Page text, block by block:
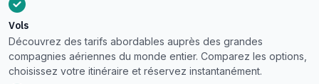
Vols
Découvrez des tarifs abordables auprès des grandes
compagnies aériennes du monde entier. Comparez les options,
choisissez votre itinéraire et réservez instantanément.